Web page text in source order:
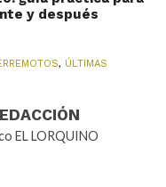
y después
, ÚLTIMAS
EL LORQUINO